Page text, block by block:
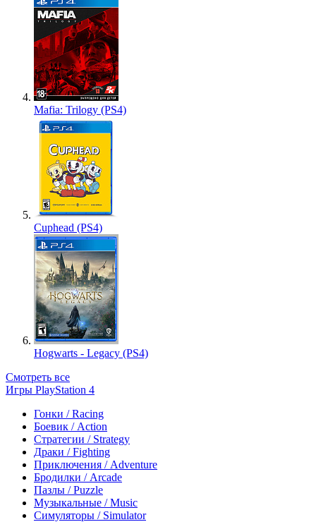
Mafia: Trilogy (PS4)
Cuphead (PS4)
Hogwarts - Legacy (PS4)
Смотреть все
Игры PlayStation 4
Гонки / Racing
Боевик / Action
Стратегии / Strategy
Драки / Fighting
Приключения / Adventure
Бродилки / Arcade
Пазлы / Puzzle
Музыкальные / Music
Симуляторы / Simulator